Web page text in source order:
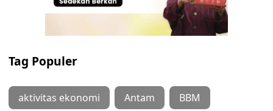
Tag Populer
aktivitas ekonomi Antam BBM